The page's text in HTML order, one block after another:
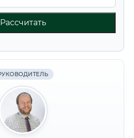
Рассчитать